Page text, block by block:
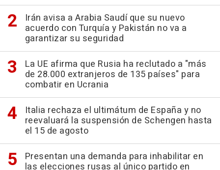
Irán avisa a Arabia Saudí que su nuevo
acuerdo con Turquía y Pakistán no va a
garantizar su seguridad
La UE afirma que Rusia ha reclutado a "más
de 28.000 extranjeros de 135 países" para
combatir en Ucrania
Italia rechaza el ultimátum de España y no
reevaluará la suspensión de Schengen hasta
el 15 de agosto
Presentan una demanda para inhabilitar en
las elecciones rusas al único partido en